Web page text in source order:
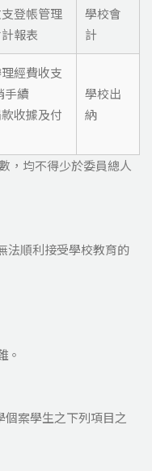
登帳管理
報表
學校會
計
經費收支
手續
收據及付
學校出
納
，均不得少於委員總人
法順利接受學校教育的
。
案學生之下列項目之